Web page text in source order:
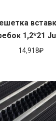
1,2*21
14,918₽